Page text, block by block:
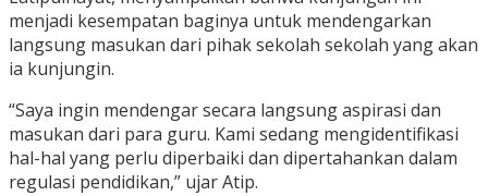
menjadi kesempatan baginya untuk mendengarkan
langsung masukan dari pihak sekolah sekolah yang akan
ia kunjungin.
“Saya ingin mendengar secara langsung aspirasi dan
masukan dari para guru. Kami sedang mengidentifikasi
hal-hal yang perlu diperbaiki dan dipertahankan dalam
regulasi pendidikan,” ujar Atip.